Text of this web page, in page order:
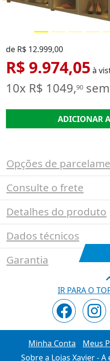
de R$ 12.999,00
R$ 9.974,05 à
10x R$ 1049,90
ADICIONAR
Opções de
Consulte o frete
Detalhes do produto
Dados técnicos
Garantia
IR PARA O
Minha Conta Meus
Sobre a Lojas Xavier -